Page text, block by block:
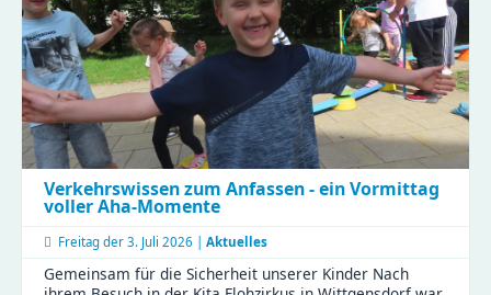
Verkehrswissen zum Anfassen - ein Vormittag
voller Aha-Momente
Freitag der 3. Juli 2026 | Aktuelles
Gemeinsam für die Sicherheit unserer Kinder Nach